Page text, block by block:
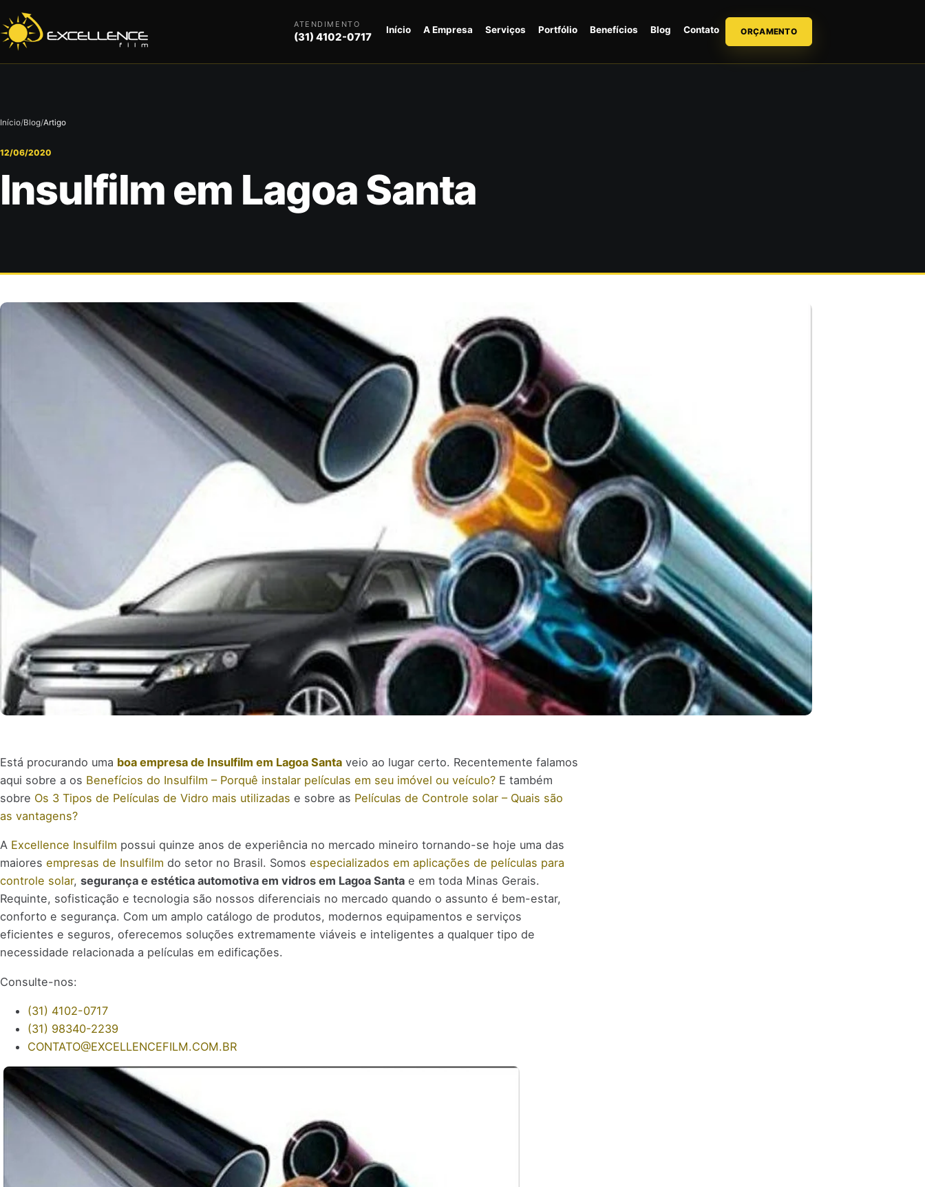
ATENDIMENTO
(31) 4102-0717
Início A Empresa Serviços Portfólio Benefícios Blog Contato ORÇAMENTO
Início/Blog/Artigo
12/06/2020
Insulfilm em Lagoa Santa
Está procurando uma boa empresa de Insulfilm em Lagoa Santa veio ao lugar certo. Recentemente falamos
aqui sobre a os Benefícios do Insulfilm – Porquê instalar películas em seu imóvel ou veículo? E também
sobre Os 3 Tipos de Películas de Vidro mais utilizadas e sobre as Películas de Controle solar – Quais são
as vantagens?
A Excellence Insulfilm possui quinze anos de experiência no mercado mineiro tornando-se hoje uma das
maiores empresas de Insulfilm do setor no Brasil. Somos especializados em aplicações de películas para
controle solar, segurança e estética automotiva em vidros em Lagoa Santa e em toda Minas Gerais.
Requinte, sofisticação e tecnologia são nossos diferenciais no mercado quando o assunto é bem-estar,
conforto e segurança. Com um amplo catálogo de produtos, modernos equipamentos e serviços
eficientes e seguros, oferecemos soluções extremamente viáveis e inteligentes a qualquer tipo de
necessidade relacionada a películas em edificações.
Consulte-nos:
(31) 4102-0717
(31) 98340-2239
CONTATO@EXCELLENCEFILM.COM.BR